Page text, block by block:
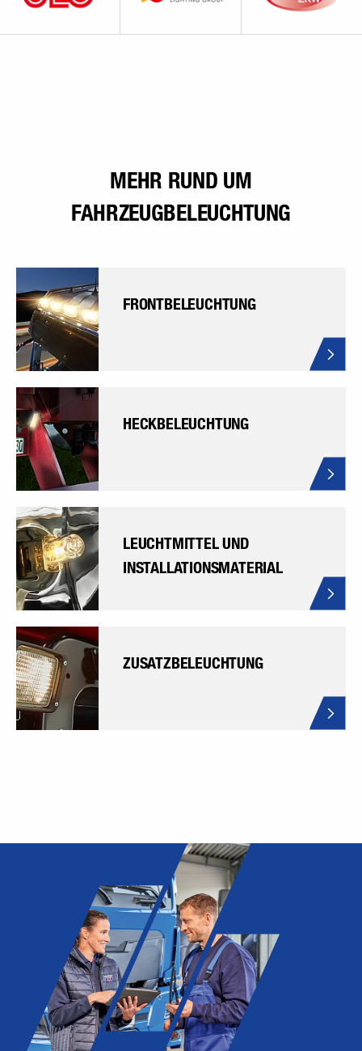
MEHR RUND UM
FAHRZEUGBELEUCHTUNG
FRONTBELEUCHTUNG
HECKBELEUCHTUNG
LEUCHTMITTEL UND
INSTALLATIONSMATERIAL
ZUSATZBELEUCHTUNG